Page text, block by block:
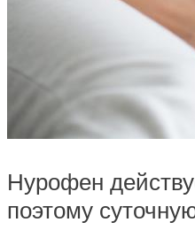
Нурофен
поэтому